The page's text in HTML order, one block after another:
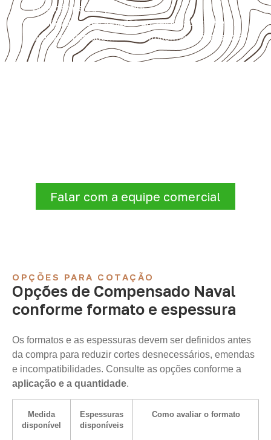
proteção de equipamentos.
Aplicações relacionadas ao setor náutico, sem
presumir uso submerso ou impermeabilidade total.
Falar com a equipe comercial
OPÇÕES PARA COTAÇÃO
Opções de Compensado Naval
conforme formato e espessura
Os formatos e as espessuras devem ser definidos antes
da compra para reduzir cortes desnecessários, emendas
e incompatibilidades. Consulte as opções conforme a
aplicação e a quantidade.
Medida
disponível
Espessuras
disponíveis
Como avaliar o formato